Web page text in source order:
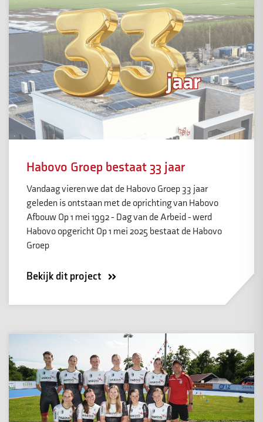
Habovo Groep bestaat 33 jaar
Vandaag vieren we dat de Habovo Groep 33 jaar
geleden is ontstaan met de oprichting van Habovo
Afbouw Op 1 mei 1992 - Dag van de Arbeid - werd
Habovo opgericht Op 1 mei 2025 bestaat de Habovo
Groep
Bekijk dit project